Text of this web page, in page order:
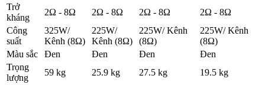
Trở
kháng
2Ω - 8Ω 2Ω - 8Ω 2Ω - 8Ω
2Ω - 8Ω
Công
suất
325W/
Kênh (8Ω)
225W/
Kênh (8Ω)
225W/ Kênh
(8Ω)
225W/ Kênh
(8Ω)
Màu sắc
Đen Đen Đen
Đen
Trọng
lượng
59 kg 25.9 kg 27.5 kg
19.5 kg